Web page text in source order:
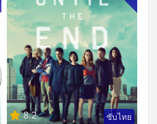
8.2 ซับไทย